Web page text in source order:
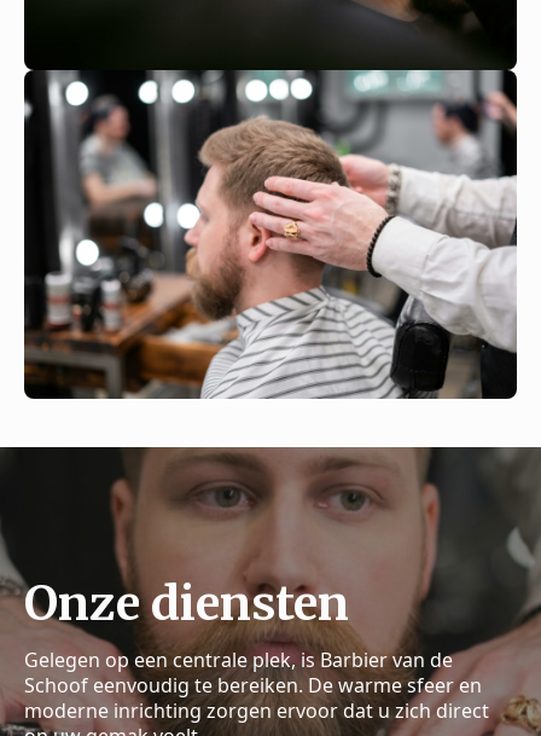
Onze diensten
Gelegen op een centrale plek, is Barbier van de
Schoof eenvoudig te bereiken. De warme sfeer en
moderne inrichting zorgen ervoor dat u zich direct